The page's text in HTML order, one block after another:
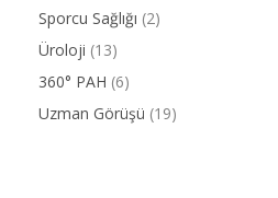
Sporcu Sağlığı (2)
Üroloji (13)
360° PAH (6)
Uzman Görüşü (19)